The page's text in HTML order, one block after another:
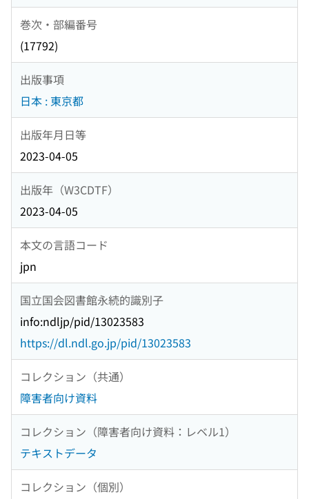
巻次・部編番号
(17792)
出版事項
日本 : 東京都
出版年月日等
2023-04-05
出版年（W3CDTF）
2023-04-05
本文の言語コード
jpn
国立国会図書館永続的識別子
info:ndljp/pid/13023583
https://dl.ndl.go.jp/pid/13023583
コレクション（共通）
障害者向け資料
コレクション（障害者向け資料：レベル1）
テキストデータ
コレクション（個別）